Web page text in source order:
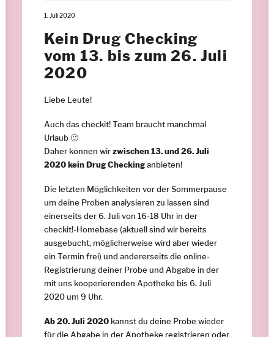
1. Juli 2020
Kein Drug Checking
vom 13. bis zum 26. Juli
2020
Liebe Leute!
Auch das checkit! Team braucht manchmal
Urlaub 🙂
Daher können wirzwischen 13. und 26. Juli
2020 kein Drug Checkinganbieten!
Die letzten Möglichkeiten vor der Sommerpause
um deine Proben analysieren zu lassen sind
einerseits der 6. Juli von 16-18 Uhr in der
checkit!-Homebase (aktuell sind wir bereits
ausgebucht, möglicherweise wird aber wieder
ein Termin frei) und andererseits die online-
Registrierung deiner Probe und Abgabe in der
mit uns kooperierenden Apotheke bis 6. Juli
2020 um 9 Uhr.
Ab 20. Juli 2020 kannst du deine Probe wieder
für die Abgabe in der Apotheke registrieren oder